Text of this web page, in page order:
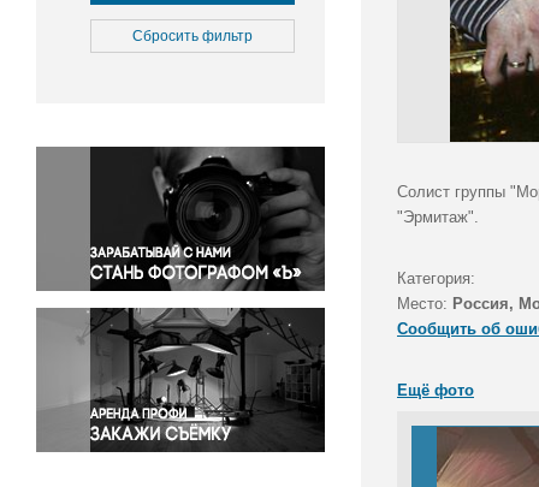
Культура
Медицина
Окружающая среда
Политика
Правосудие
Происшествия и конфликты
Религия
Светская жизнь
Спорт
Экология
Экономика и бизнес
Сбросить фильтр
Солист группы
"Эрмитаж".
Категория:
Место: Россия,
Сообщить об
Ещё фото